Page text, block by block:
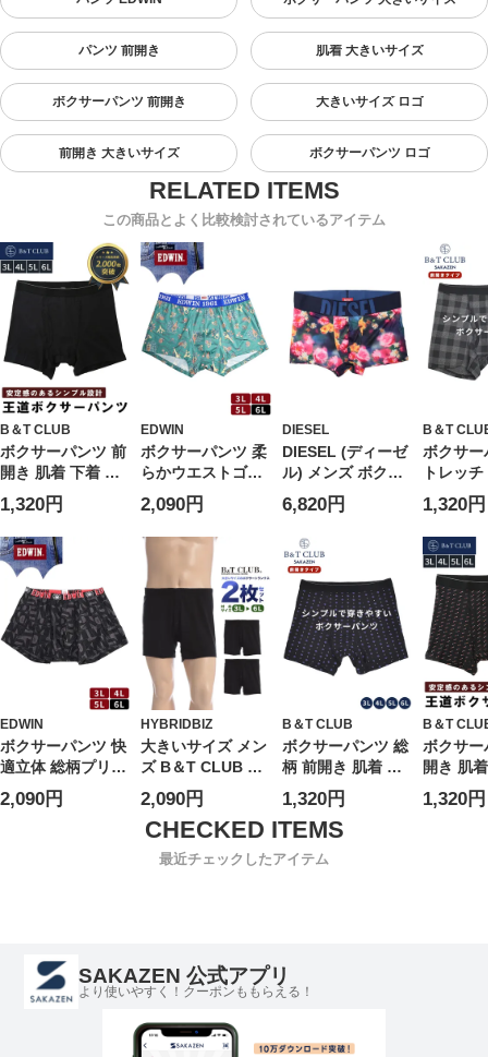
パンツ 前開き 肌着 大きいサイズ
ボクサーパンツ 前開き 大きいサイズ ロゴ
前開き 大きいサイズ ボクサーパンツ ロゴ
この商品とよく比較検討されているアイテム
B＆T CLUB
ボクサーパンツ 前
開き 肌着 下着 パ
ンツ シンプル ボ
クサーブリーフ ト
ランクス 大きいサ
イズ メンズ B＆T
CLUB ビーアンド
ティークラブ 3L
4L 5L 6L
1,320円
EDWIN
ボクサーパンツ 柔
らかウエストゴム
総柄 前閉じ 肌着
下着 大きいサイズ
メンズ 3L 4L 5L
6L
2,090円
DIESEL
DIESEL (ディーゼ
ル) メンズ ボクサ
ーパンツ フラワー
プリント ウエスト
ロゴ 前閉じ パン
ツ
DSA179010TJBX
6,820円
B＆T
ボクサ
トレッ
肌着 下
ル イン
ダーウ
サイズ
ジネス
6L
1,320円
EDWIN
ボクサーパンツ 快
適立体 総柄プリン
ト 前開き 肌着 下
着 ストレッチ 優
2,090円
HYBRIDBIZ
大きいサイズ メン
ズ B＆T CLUB ビ
ーアンドティーク
ラブ 通年肌着 無
地ニット 前開き
トランクス 2枚セ
ット INALL 3L 4L
2,090円
B＆T CLUB
ボクサーパンツ 総
柄 前開き 肌着 下
着 プリント シン
プル 大きいサイズ
メンズ ビジネス
3L 4L 5L 6L
1,320円
B＆T
ボクサ
開き 肌
ンツ シ
クサー
1,320円
最近チェックしたアイテム
SAKAZEN 公式アプリ
より使いやすく！クーポンももらえる！